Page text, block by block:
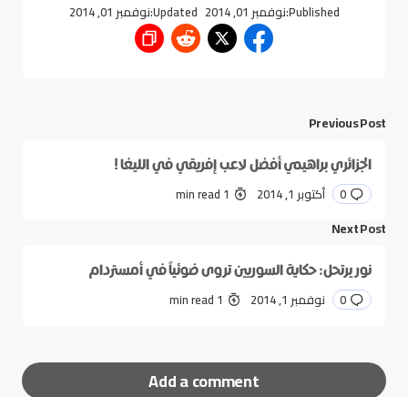
Published:نوفمبر 01, 2014 Updated:نوفمبر 01, 2014
Previous Post
الجزائري براهيمي أفضل لاعب إفريقي في الليغا !
0 أكتوبر 1, 2014 1 min read
Next Post
نور يرتحل: حكاية السوريين تروى ضوئياً في أمستردام
0 نوفمبر 1, 2014 1 min read
Add a comment